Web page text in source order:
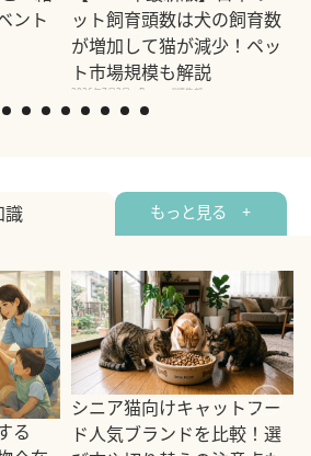
ント
ット飼育頭数は犬の飼育数
が増加して猫が減少！ペッ
ト市場規模も解説
2026年7月3日 By equall編集部
もっと見る +
る
シニア猫向けキャットフー
ド人気ブランドを比較！選